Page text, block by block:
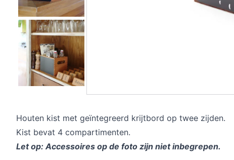
Houten kist met geïntegreerd krijtbord op twee zijden.
Kist bevat 4 compartimenten.
Let op: Accessoires op de foto zijn niet inbegrepen.